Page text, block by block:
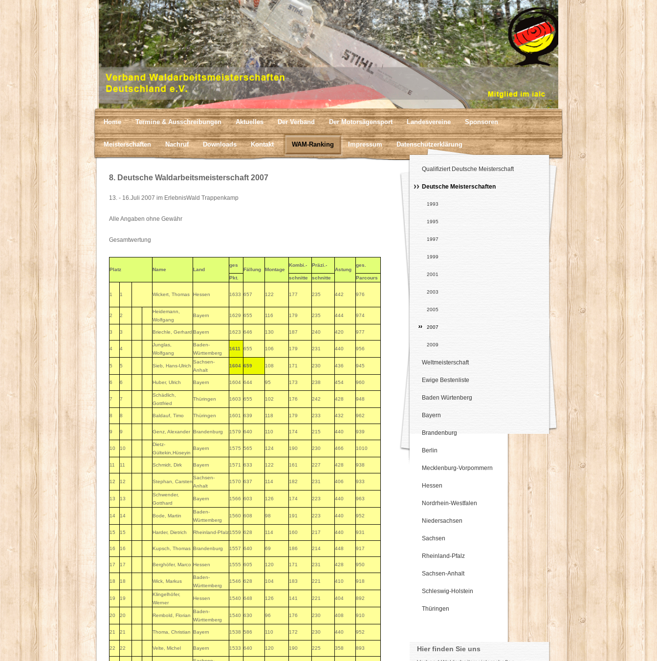
Home Termine & Ausschreibungen Aktuelles Der Verband Der Motorsägensport Landesvereine Sponsoren
Meisterschaften Nachruf Downloads Kontakt WAM-Ranking Impressum Datenschutzerklärung
8. Deutsche Waldarbeitsmeisterschaft 2007
13. - 16.Juli 2007 im ErlebnisWald Trappenkamp
Alle Angaben ohne Gewähr
Gesamtwertung
Platz Name Land
ges
Fällung
Montage
Kombi.-
Präzi.-
Astung
ges.
Pkt. schnitte schnitte Parcours
1 1 Wickert, Thomas Hessen 1633 657 122 177 235 442 976
2 2
Heidemann,
Wolfgang
Bayern 1629 655 116 179 235 444 974
3 3 Briechle, Gerhard Bayern 1623 646 130 187 240 420 977
4 4
Junglas,
Wolfgang
Baden-
Württemberg
1611 655 106 179 231 440 956
5 5 Sieb, Hans-Ulrich
Sachsen-
Anhalt
1604 659 108 171 230 436 945
6 6 Huber, Ulrich Bayern 1604 644 95 173 238 454 960
7 7
Schädlich,
Gottfried
Thüringen 1603 655 102 176 242 428 948
8 8 Baldauf, Timo Thüringen 1601 639 118 179 233 432 962
9 9 Genz, Alexander Brandenburg 1579 640 110 174 215 440 939
10 10
Dietz-
Gültekin,Hüseyin
Bayern 1575 565 124 190 230 466 1010
11 11 Schmidt, Dirk Bayern 1571 633 122 161 227 428 938
12 12 Stephan, Carsten
Sachsen-
Anhalt
1570 637 114 182 231 406 933
13 13
Schwender,
Gotthard
Bayern 1566 603 126 174 223 440 963
14 14 Bode, Martin
Baden-
Württemberg
1560 608 98 191 223 440 952
15 15 Harder, Dietrich Rheinland-Pfalz1559 628 114 160 217 440 931
16 16 Kupsch, Thomas Brandenburg 1557 640 69 186 214 448 917
17 17 Berghöfer, Marco Hessen 1555 605 120 171 231 428 950
18 18 Wick, Markus
Baden-
Württemberg
1546 628 104 183 221 410 918
19 19
Klingelhöfer,
Werner
Hessen 1540 648 126 141 221 404 892
20 20 Rembold, Florian
Baden-
Württemberg
1540 630 96 176 230 408 910
21 21 Thoma, Christian Bayern 1538 586 110 172 230 440 952
22 22 Velte, Michel Bayern 1533 640 120 190 225 358 893
Qualifiziert Deutsche Meisterschaft
Deutsche Meisterschaften
1993
1995
1997
1999
2001
2003
2005
2007
2009
Weltmeisterschaft
Ewige Bestenliste
Baden Würtenberg
Bayern
Brandenburg
Berlin
Mecklenburg-Vorpommern
Hessen
Nordrhein-Westfalen
Niedersachsen
Sachsen
Rheinland-Pfalz
Sachsen-Anhalt
Schleswig-Holstein
Thüringen
Hier finden Sie uns